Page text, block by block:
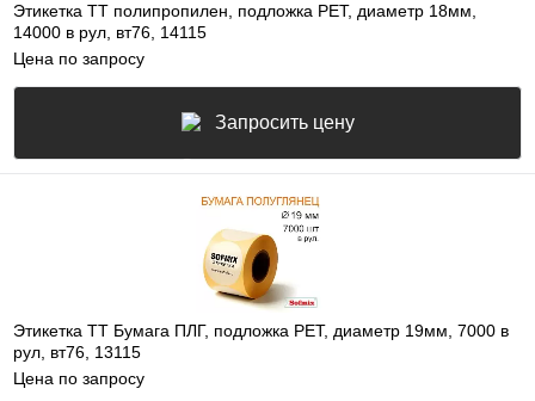
Этикетка ТТ полипропилен, подложка РЕТ, диаметр 18мм,
14000 в рул, вт76, 14115
Цена по запросу
Запросить цену
Этикетка ТТ Бумага ПЛГ, подложка РЕТ, диаметр 19мм, 7000 в
рул, вт76, 13115
Цена по запросу